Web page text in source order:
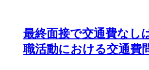
最終面接で交通費なし
職活動における交通費